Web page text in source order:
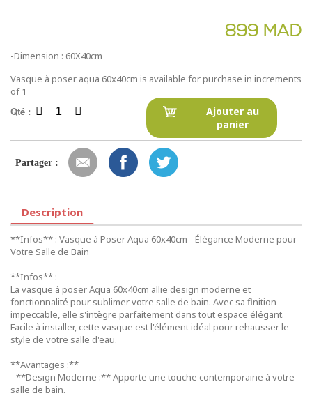
899 MAD
-Dimension : 60X40cm
Vasque à poser aqua 60x40cm is available for purchase in increments
of 1
Qté :
Ajouter au
panier
Partager :
Description
**Infos** : Vasque à Poser Aqua 60x40cm - Élégance Moderne pour
Votre Salle de Bain
**Infos** :
La vasque à poser Aqua 60x40cm allie design moderne et
fonctionnalité pour sublimer votre salle de bain. Avec sa finition
impeccable, elle s'intègre parfaitement dans tout espace élégant.
Facile à installer, cette vasque est l'élément idéal pour rehausser le
style de votre salle d'eau.
**Avantages :**
- **Design Moderne :** Apporte une touche contemporaine à votre
salle de bain.